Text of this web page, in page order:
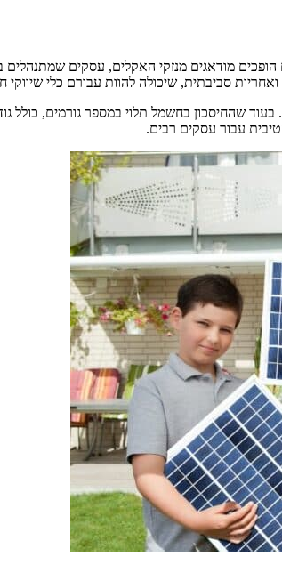
מודאגים מנזקי האקלים, עסקים שמתנהלים
סביבתית, שיכולה להוות עבורם כלי שיווקי
שהחיסכון בחשמל תלוי במספר גורמים, כולל
עבור עסקים רבים.